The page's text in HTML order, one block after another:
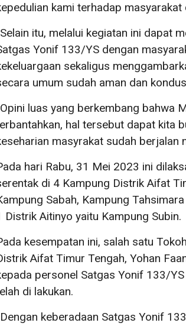
kami terhadap masyarakat
itu, melalui kegiatan ini dapat
Yonif 133/YS dengan
sekaligus
umum sudah aman dan
luas yang berkembang bahwa
hal tersebut dapat kita
masyrakat sudah berjalan
hari Rabu, 31 Mei 2023 ini
di 4 Kampung Distrik Aifat
Sabah, Kampung
Distrik Aitinyo yaitu Kampung Subin.
kesempatan ini, salah satu
Aifat Timur Tengah, Yohan
personel Satgas Yonif 133/
di lakukan.
keberadaan Satgas Yonif